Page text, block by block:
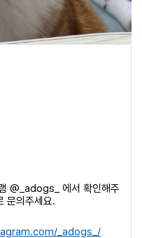
@_adogs_ 에서 확인해주
문의주세요.
_adogs_/